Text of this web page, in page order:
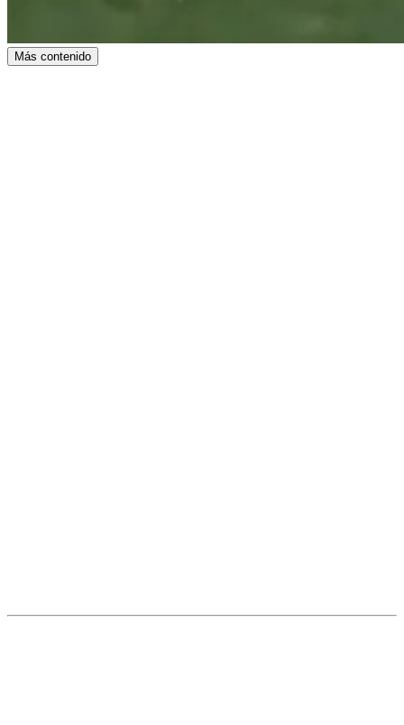
Más contenido